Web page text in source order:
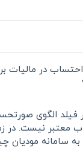
در مالیات
0107 : مقدار فیلد الگوی
معتبر نیست. در
سامانه مودیان